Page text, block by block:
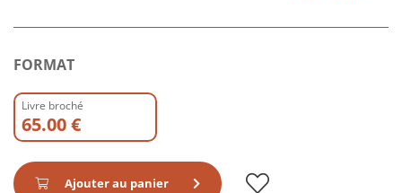
FORMAT
Livre broché
65.00 €
Ajouter au panier